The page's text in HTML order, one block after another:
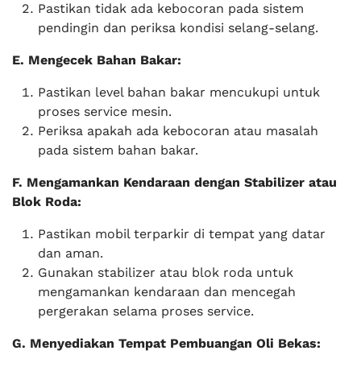
Pastikan tidak ada kebocoran pada sistem
pendingin dan periksa kondisi selang-selang.
E. Mengecek Bahan Bakar:
Pastikan level bahan bakar mencukupi untuk
proses service mesin.
Periksa apakah ada kebocoran atau masalah
pada sistem bahan bakar.
F. Mengamankan Kendaraan dengan Stabilizer atau
Blok Roda:
Pastikan mobil terparkir di tempat yang datar
dan aman.
Gunakan stabilizer atau blok roda untuk
mengamankan kendaraan dan mencegah
pergerakan selama proses service.
G. Menyediakan Tempat Pembuangan Oli Bekas: